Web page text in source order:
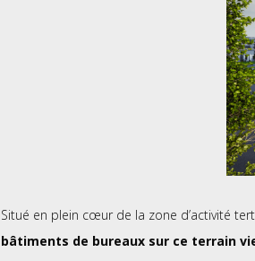
Situé en plein cœur de la zone d’activité
bâtiments de bureaux sur ce terrain